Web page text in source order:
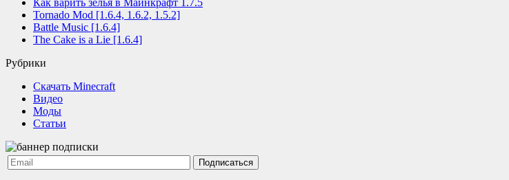
Как варить зелья в Майнкрафт 1.7.5
Tornado Mod [1.6.4, 1.6.2, 1.5.2]
Battle Music [1.6.4]
The Cake is a Lie [1.6.4]
Рубрики
Cкачать Minecraft
Видео
Моды
Статьи
Подписаться